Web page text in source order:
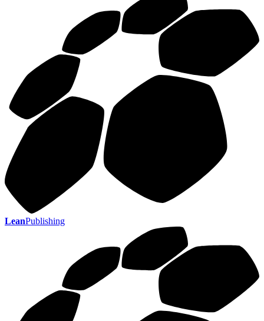
LeanPublishing